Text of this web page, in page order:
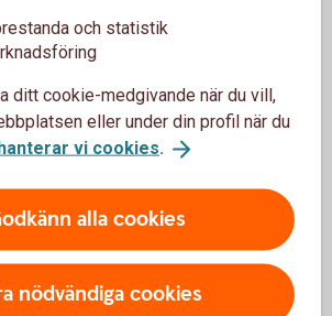
vid marknadens öppning motsvarar
stängningskurs justerat med
marginaluttag.
& Bear-certifikat finns slutliga villkor.
är så kallade ETN:er, Exchange Traded
villkor dokumenteras dessa som
att du läser dessa villkor
och statistik
ditt cookie-medgivande när du vill,
eller under din profil när du
vi cookies.
alla cookies
nödvändiga cookies